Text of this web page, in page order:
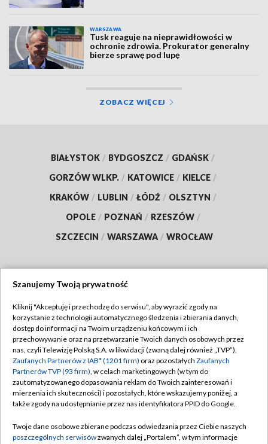
WARSZAWA
Tusk reaguje na nieprawidłowości w
ochronie zdrowia. Prokurator generalny
bierze sprawę pod lupę
ZOBACZ WIĘCEJ
BIAŁYSTOK / BYDGOSZCZ / GDAŃSK /
GORZÓW WLKP. / KATOWICE / KIELCE /
KRAKÓW / LUBLIN / ŁÓDŹ / OLSZTYN /
OPOLE / POZNAŃ / RZESZÓW /
SZCZECIN / WARSZAWA / WROCŁAW
TVP
Abonament TVP
Emisja w TVP
Centrum informacji TVP
Naziemna Telewizja Cyfrowa
Rada Programowa
Regulamin TVP
Polityka prywatności
Moje zgody
Pomoc
Kontakt
Szanujemy Twoją prywatność
Kliknij "Akceptuję i przechodzę do serwisu", aby wyrazić zgody na
korzystanie z technologii automatycznego śledzenia i zbierania danych,
dostęp do informacji na Twoim urządzeniu końcowym i ich
przechowywanie oraz na przetwarzanie Twoich danych osobowych przez
nas, czyli Telewizję Polską S.A. w likwidacji (zwaną dalej również „TVP”),
Zaufanych Partnerów z IAB* (1201 firm) oraz pozostałych Zaufanych
Partnerów TVP (93 firm), w celach marketingowych (w tym do
zautomatyzowanego dopasowania reklam do Twoich zainteresowań i
mierzenia ich skuteczności) i pozostałych, które wskazujemy poniżej, a
także zgody na udostępnianie przez nas identyfikatora PPID do Google.
Twoje dane osobowe zbierane podczas odwiedzania przez Ciebie naszych
poszczególnych serwisówzwanych dalej „Portalem”, w tym informacje